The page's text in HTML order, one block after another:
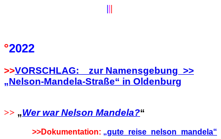
|||
°2022
>>VORSCHLAG: zur Namensgebung >>
„Nelson-Mandela-Straße“ in Oldenburg
>> „Wer war Nelson Mandela?“
>>Dokumentation: „gute_reise_nelson_mandela“